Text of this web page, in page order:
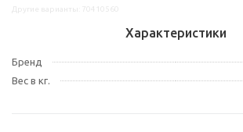
Характеристики
Бренд
Вес в кг.